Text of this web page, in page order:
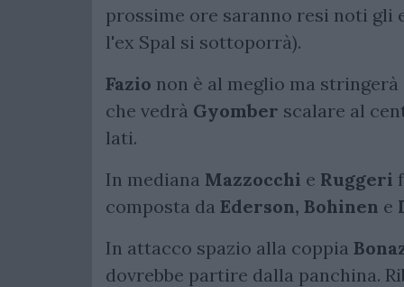
prossime ore saranno resi noti
l'ex Spal si sottoporrà).
Fazio non è al meglio ma
che vedrà Gyomber scalare al
lati.
In mediana Mazzocchi e Ruggeri
composta da Ederson, Bohinen e
In attacco spazio alla coppia
dovrebbe partire dalla panchina.